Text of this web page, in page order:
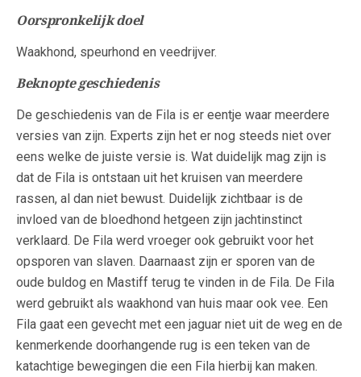
Oorspronkelijk doel
Waakhond, speurhond en veedrijver.
Beknopte geschiedenis
De geschiedenis van de Fila is er eentje waar meerdere
versies van zijn. Experts zijn het er nog steeds niet over
eens welke de juiste versie is. Wat duidelijk mag zijn is
dat de Fila is ontstaan uit het kruisen van meerdere
rassen, al dan niet bewust. Duidelijk zichtbaar is de
invloed van de bloedhond hetgeen zijn jachtinstinct
verklaard. De Fila werd vroeger ook gebruikt voor het
opsporen van slaven. Daarnaast zijn er sporen van de
oude buldog en Mastiff terug te vinden in de Fila. De Fila
werd gebruikt als waakhond van huis maar ook vee. Een
Fila gaat een gevecht met een jaguar niet uit de weg en de
kenmerkende doorhangende rug is een teken van de
katachtige bewegingen die een Fila hierbij kan maken.